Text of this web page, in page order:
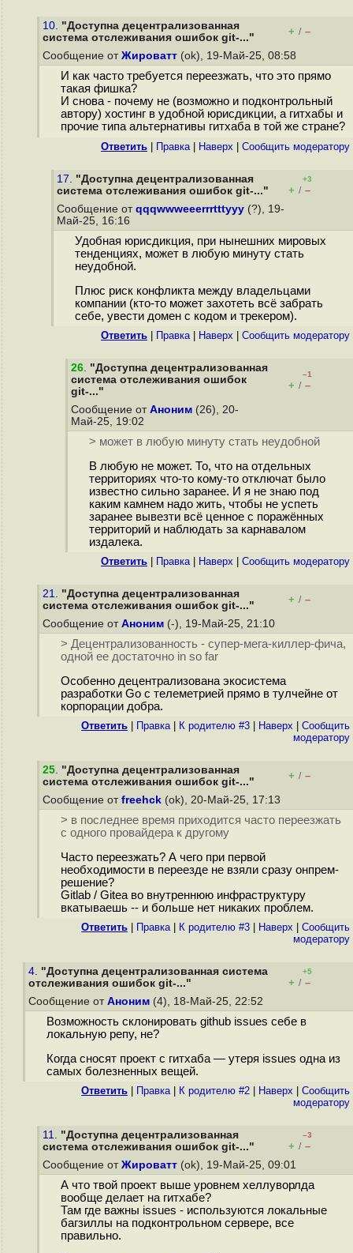
10. "Доступна децентрализованная
система отслеживания ошибок git-..."
+ / –
Сообщение от Жироватт (ok), 19-Май-25, 08:58
И как часто требуется переезжать, что это прямо
такая фишка?
И снова - почему не (возможно и подконтрольный
автору) хостинг в удобной юрисдикции, а гитхабы и
прочие типа альтернативы гитхаба в той же стране?
Ответить Правка| Наверх Cообщить модератору
17. "Доступна децентрализованная
система отслеживания ошибок git-..."
+3
+ / –
Сообщение от qqqwwweeerrrtttyyy (?), 19-
Май-25, 16:16
Удобная юрисдикция, при нынешних мировых
тенденциях, может в любую минуту стать
неудобной.
Плюс риск конфликта между владельцами
компании (кто-то может захотеть всё забрать
себе, увести домен с кодом и трекером).
Ответить Правка| Наверх Cообщить модератору
26. "Доступна децентрализованная
система отслеживания ошибок
git-..."
–1
+ / –
Сообщение от Аноним (26), 20-
Май-25, 19:02
> может в любую минуту стать неудобной
В любую не может. То, что на отдельных
территориях что-то кому-то отключат было
известно сильно заранее. И я не знаю под
каким камнем надо жить, чтобы не успеть
заранее вывезти всё ценное с поражённых
территорий и наблюдать за карнавалом
издалека.
Ответить Правка| Наверх Cообщить модератору
21. "Доступна децентрализованная
система отслеживания ошибок git-..."
+ / –
Сообщение от Аноним (-), 19-Май-25, 21:10
> Децентрализованность - супер-мега-киллер-фича,
одной ее достаточно in so far
Особенно децентрализована экосистема
разработки Go с телеметрией прямо в тулчейне от
корпорации добра.
Ответить Правка| К родителю #3 Наверх
Cообщить
модератору
25. "Доступна децентрализованная
система отслеживания ошибок git-..."
+ / –
Сообщение от freehck (ok), 20-Май-25, 17:13
> в последнее время приходится часто переезжать
с одного провайдера к другому
Часто переезжать? А чего при первой
необходимости в переезде не взяли сразу онпрем-
решение?
Gitlab / Gitea во внутреннюю инфраструктуру
вкатываешь -- и больше нет никаких проблем.
Ответить Правка| К родителю #3 Наверх
Cообщить
модератору
4. "Доступна децентрализованная система
отслеживания ошибок git-..."
+5
+ / –
Сообщение от Аноним (4), 18-Май-25, 22:52
Возможность склонировать github issues себе в
локальную репу, не?
Когда сносят проект с гитхаба — утеря issues одна из
самых болезненных вещей.
Ответить Правка| К родителю #2 Наверх
Cообщить
модератору
11. "Доступна децентрализованная
система отслеживания ошибок git-..."
–3
+ / –
Сообщение от Жироватт (ok), 19-Май-25, 09:01
А что твой проект выше уровнем хеллуворлда
вообще делает на гитхабе?
Там где важны issues - используются локальные
багзиллы на подконтрольном сервере, все
правильно.